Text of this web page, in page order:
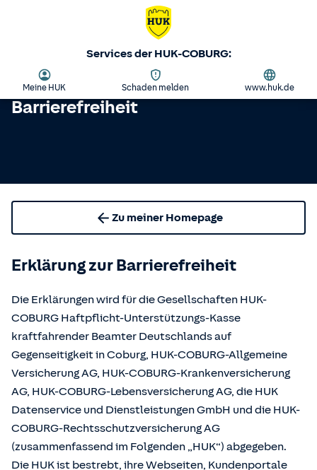
Services der HUK-COBURG:
Meine HUK Schaden melden www.huk.de
Barrierefreiheit
Zu meiner Homepage
Erklärung zur Barrierefreiheit
Die Erklärungen wird für die Gesellschaften HUK-
COBURG Haftpflicht-Unterstützungs-Kasse
kraftfahrender Beamter Deutschlands auf
Gegenseitigkeit in Coburg, HUK-COBURG-Allgemeine
Versicherung AG, HUK-COBURG-Krankenversicherung
AG, HUK-COBURG-Lebensversicherung AG, die HUK
Datenservice und Dienstleistungen GmbH und die HUK-
COBURG-Rechtsschutzversicherung AG
(zusammenfassend im Folgenden „HUK“) abgegeben.
Die HUK ist bestrebt, ihre Webseiten, Kundenportale